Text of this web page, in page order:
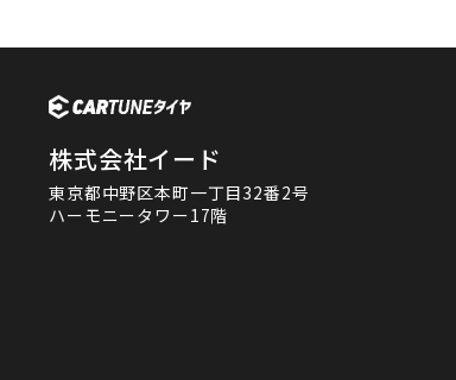
株式会社イード
東京都中野区本町一丁目32番2号
ハーモニータワー17階